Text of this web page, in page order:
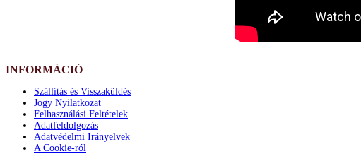
INFORMÁCIÓ
Szállítás és Visszaküldés
Jogy Nyilatkozat
Felhasználási Feltételek
Adatfeldolgozás
Adatvédelmi Irányelvek
A Cookie-ról